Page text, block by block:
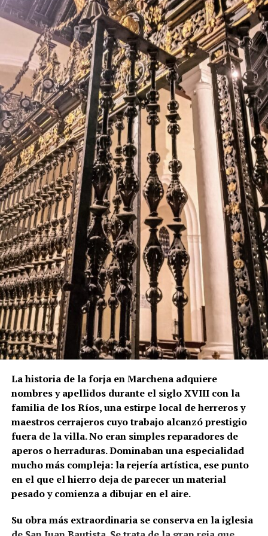
La historia de la forja en Marchena adquiere
nombres y apellidos durante el siglo XVIII con la
familia de los Ríos, una estirpe local de herreros y
maestros cerrajeros cuyo trabajo alcanzó prestigio
fuera de la villa. No eran simples reparadores de
aperos o herraduras. Dominaban una especialidad
mucho más compleja: la rejería artística, ese punto
en el que el hierro deja de parecer un material
pesado y comienza a dibujar en el aire.
Su obra más extraordinaria se conserva en la iglesia